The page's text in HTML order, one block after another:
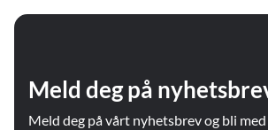
Meld deg på
Meld deg på vårt nyhetsbrev og bli